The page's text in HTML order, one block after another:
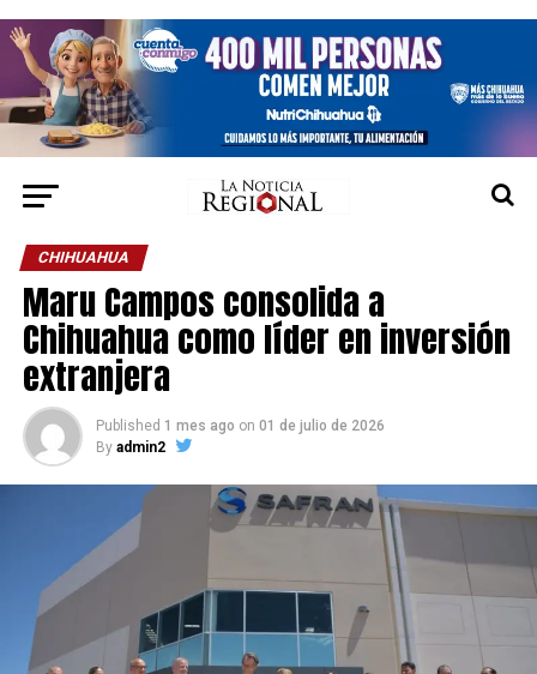
CHIHUAHUA
Maru Campos consolida a
Chihuahua como líder en inversión
extranjera
Published 1 mes ago on 01 de julio de 2026
By admin2